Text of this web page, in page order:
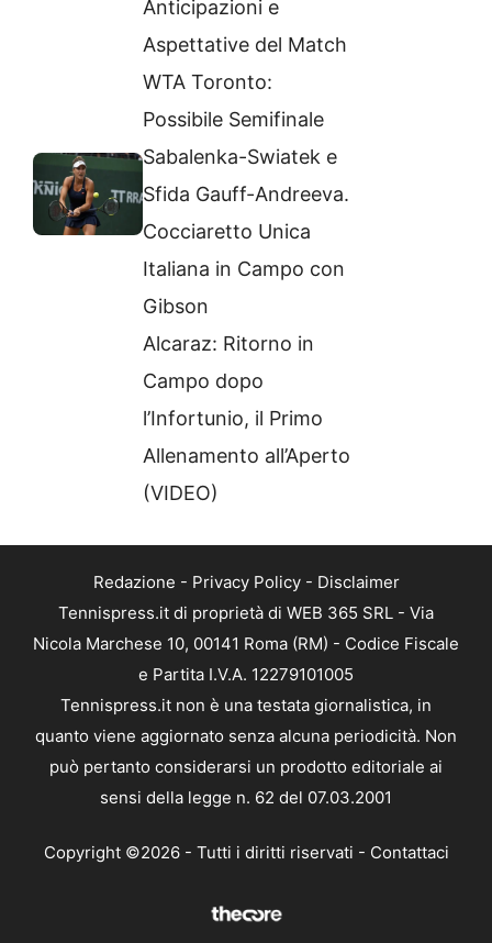
Anticipazioni e
Aspettative del Match
WTA Toronto:
Possibile Semifinale
Sabalenka-Swiatek e
Sfida Gauff-Andreeva.
Cocciaretto Unica
Italiana in Campo con
Gibson
Alcaraz: Ritorno in
Campo dopo
l’Infortunio, il Primo
Allenamento all’Aperto
(VIDEO)
Redazione - Privacy Policy- Disclaimer
Tennispress.it di proprietà di WEB 365 SRL - Via
Nicola Marchese 10, 00141 Roma (RM) - Codice Fiscale
e Partita I.V.A. 12279101005
Tennispress.it non è una testata giornalistica, in
quanto viene aggiornato senza alcuna periodicità. Non
può pertanto considerarsi un prodotto editoriale ai
sensi della legge n. 62 del 07.03.2001
Copyright ©2026 - Tutti i diritti riservati - Contattaci